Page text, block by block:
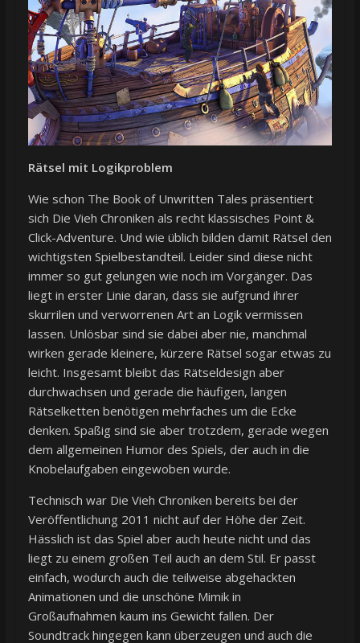
Rätsel mit Logikproblem
Wie schon The Book of Unwritten Tales präsentiert
sich Die Vieh Chroniken als recht klassisches Point &
Click-Adventure. Und wie üblich bilden damit Rätsel den
wichtigsten Spielbestandteil. Leider sind diese nicht
immer so gut gelungen wie noch im Vorgänger. Das
liegt in erster Linie daran, dass sie aufgrund ihrer
skurrilen und verworrenen Art an Logik vermissen
lassen. Unlösbar sind sie dabei aber nie, manchmal
wirken gerade kleinere, kürzere Rätsel sogar etwas zu
leicht. Insgesamt bleibt das Rätseldesign aber
durchwachsen und gerade die häufigen, langen
Rätselketten benötigen mehrfaches um die Ecke
denken. Spaßig sind sie aber trotzdem, gerade wegen
dem allgemeinen Humor des Spiels, der auch in die
Knobelaufgaben eingewoben wurde.
Technisch war Die Vieh Chroniken bereits bei der
Veröffentlichung 2011 nicht auf der Höhe der Zeit.
Hässlich ist das Spiel aber auch heute nicht und das
liegt zu einem großen Teil auch an dem Stil. Er passt
einfach, wodurch auch die teilweise abgehackten
Animationen und die unschöne Mimik in
Großaufnahmen kaum ins Gewicht fallen. Der
Soundtrack hingegen kann überzeugen und auch die